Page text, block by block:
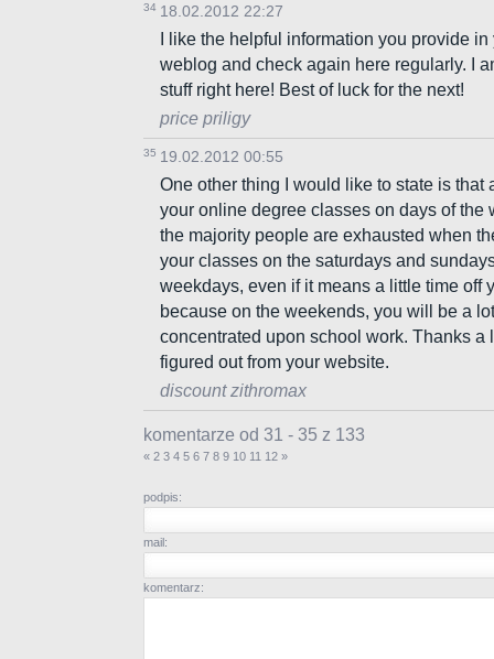
34 18.02.2012 22:27
I like the helpful information you provide
weblog and check again here regularly. I
stuff right here! Best of luck for the next!
price priligy
35 19.02.2012 00:55
One other thing I would like to state is that
your online degree classes on days of the
the majority people are exhausted when
your classes on the saturdays and
weekdays, even if it means a little time off
because on the weekends, you will be a
concentrated upon school work. Thanks a
figured out from your website.
discount zithromax
komentarze od 31 - 35 z 133
« 2 3 4 5 6 7 8 9 10 11 12 »
podpis:
mail:
komentarz: